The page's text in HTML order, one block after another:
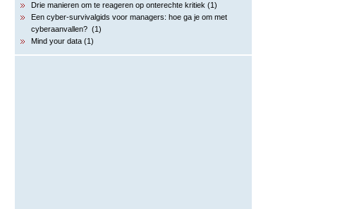
Drie manieren om te reageren op onterechte kritiek (1)
Een cyber-survivalgids voor managers: hoe ga je om met
cyberaanvallen? (1)
Mind your data (1)